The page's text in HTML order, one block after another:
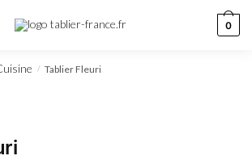
0
/ Tablier Fleuri